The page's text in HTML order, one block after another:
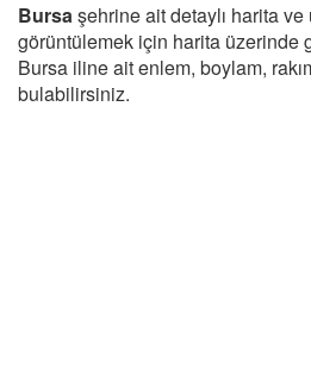
Bursaşehrine ait detaylı harita
görüntülemek için harita üzerinde
Bursa iline ait enlem, boylam,
bulabilirsiniz.